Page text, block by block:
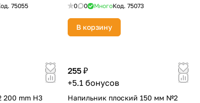
75055 0 0 МногоКод. 75073
В корзину
200 mm H3
255 ₽
+5.1 бонусов
Напильник плоский 150 мм №2